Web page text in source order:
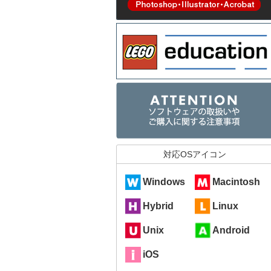
対応OSアイコン
Windows Macintosh
Hybrid Linux
Unix Android
iOS